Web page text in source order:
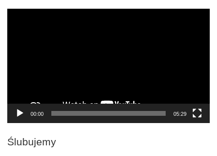
00:00 05:29
Ślubujemy